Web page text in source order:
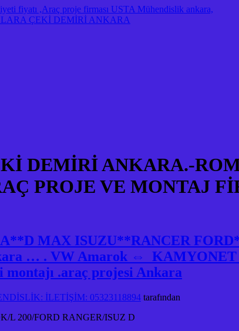
fiyatı ,Araç proje firması USTA Mühendislik ankara,
ÇEKİ DEMİRİ ANKARA
DEMİRİ ANKARA.-
PROJE VE MONTAJ
MAX ISUZU**RANCER
… . VW Amarok ⇔ KAMYONET
.araç projesi Ankara
İLETİŞİM: 05323118894 tarafından
L 200/FORD RANGER/ISUZ D